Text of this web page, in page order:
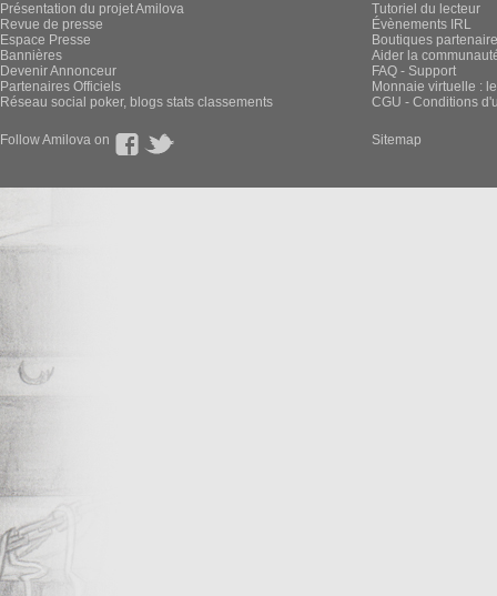
Présentation du projet Amilova
Revue de presse
Espace Presse
Bannières
Devenir Annonceur
Partenaires Officiels
Réseau social poker, blogs stats classements
Tutoriel du lecteur
Évènements IRL
Boutiques
Aider la
FAQ - Support
Monnaie virtuelle :
CGU - Conditions
Follow Amilova on Sitemap